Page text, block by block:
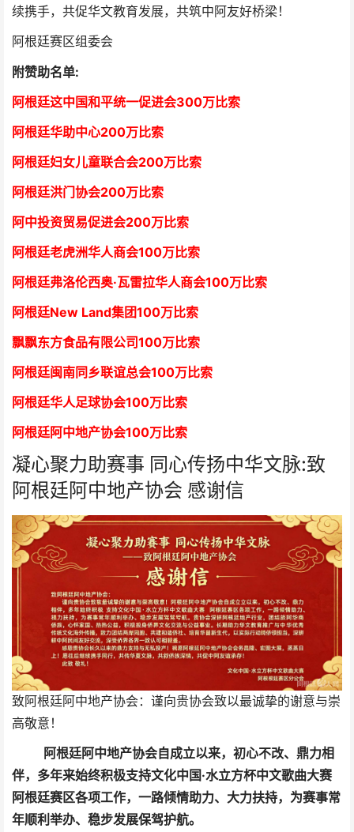
续携手，共促华文教育发展，共筑中阿友好桥梁！
阿根廷赛区组委会
附赞助名单:
阿根廷这中国和平统一促进会300万比索
阿根廷华助中心200万比索
阿根廷妇女儿童联合会200万比索
阿根廷洪门协会200万比索
阿中投资贸易促进会200万比索
阿根廷老虎洲华人商会100万比索
阿根廷弗洛伦西奥·瓦雷拉华人商会100万比索
阿根廷New Land集团100万比索
飘飘东方食品有限公司100万比索
阿根廷闽南同乡联谊总会100万比索
阿根廷华人足球协会100万比索
阿根廷阿中地产协会100万比索
凝心聚力助赛事 同心传扬中华文脉:致
阿根廷阿中地产协会 感谢信
致阿根廷阿中地产协会：谨向贵协会致以最诚挚的谢意与崇
高敬意！
阿根廷阿中地产协会自成立以来，初心不改、鼎力相
伴，多年来始终积极支持文化中国·水立方杯中文歌曲大赛
阿根廷赛区各项工作，一路倾情助力、大力扶持，为赛事常
年顺利举办、稳步发展保驾护航。